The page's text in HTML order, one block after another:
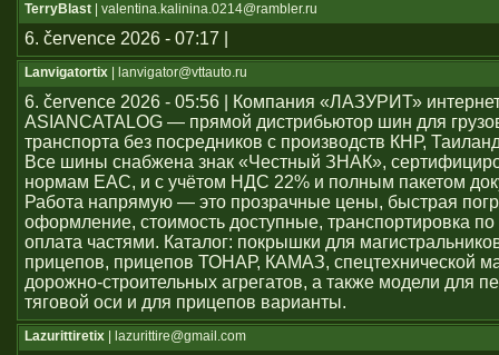
TerryBlast | valentina.kalinina.0214@rambler.ru
6. července 2026 - 07:17 |
Lanvigatortix | lanvigator@vttauto.ru
6. července 2026 - 05:56 | Компания «ЛАЗУРИТ»
ASIANCATALOG — прямой дистрибьютор шин для
транспорта без посредников с производств КНР,
Все шины снабжена знак «Честный ЗНАК»,
нормам ЕАС, и с учётом НДС 22% и полным пакетом
Работа напрямую — это прозрачные цены, быстрая
оформление, стоимость доступные, транспортировка по
оплата частями. Каталог: покрышки для
прицепов, прицепов ТОНАР, КАМАЗ, спецтехнической
дорожно-строительных агрегатов, а также модели для
тяговой оси и для прицепов варианты.
Lazurittiretix | lazurittire@gmail.com